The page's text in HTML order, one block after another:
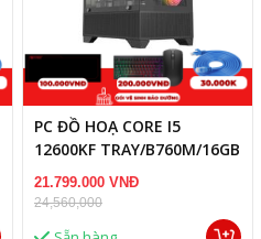
PC ĐỒ HOẠ CORE I5
12600KF TRAY/B760M/16GB
RAM/RTX 3060 12GB
21.799.000 VNĐ
24,560,000